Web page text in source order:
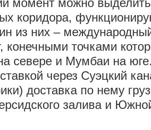
момент можно
коридора,
из них –
точками
севере и Мумбаи на
через Суэцкий
доставка по нему
залива и